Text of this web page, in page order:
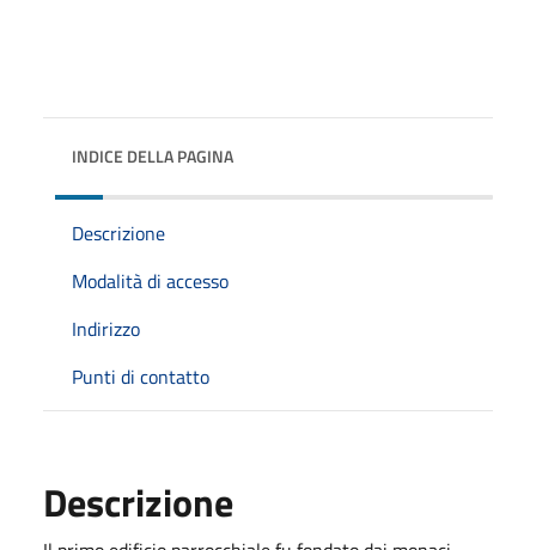
INDICE DELLA PAGINA
Descrizione
Modalità di accesso
Indirizzo
Punti di contatto
Descrizione